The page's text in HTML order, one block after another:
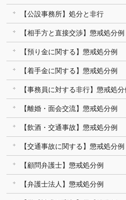
【公設事務所】処分と非行
【相手方と直接交渉】懲戒処分例
【預り金に関する】懲戒処分例
【着手金に関する】懲戒処分例
【事務員に対する非行】懲戒処分
【離婚・面会交流】懲戒処分例
【飲酒・交通事故】懲戒処分例
【交通事故に関する】懲戒処分例
【顧問弁護士】懲戒処分例
【弁護士法人】懲戒処分例